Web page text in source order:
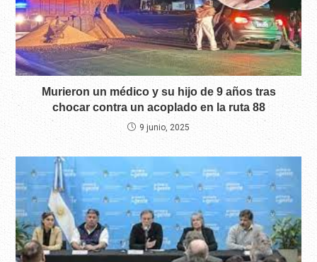
Murieron un médico y su hijo de 9 años tras
chocar contra un acoplado en la ruta 88
9 junio, 2025